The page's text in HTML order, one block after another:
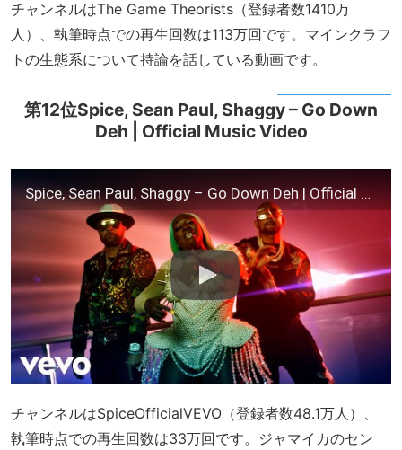
チャンネルはThe Game Theorists（登録者数1410万
人）、執筆時点での再生回数は113万回です。マインクラフ
トの生態系について持論を話している動画です。
第12位Spice, Sean Paul, Shaggy – Go Down
Deh | Official Music Video
Spice, Sean Paul, Shaggy – Go Down Deh | Official Music Video
チャンネルはSpiceOfficialVEVO（登録者数48.1万人）、
執筆時点での再生回数は33万回です。ジャマイカのセン